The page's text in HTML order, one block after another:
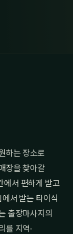
하는 장소로
장을 찾아갈
에서 편하게 받고
에서 받는 타이식
출장마사지의
를 지역·